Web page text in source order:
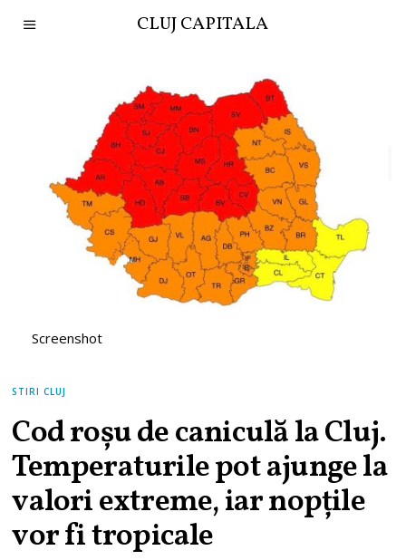
CLUJ CAPITALA
Screenshot
STIRI CLUJ
Cod roșu de caniculă la Cluj.
Temperaturile pot ajunge la
valori extreme, iar nopțile
vor fi tropicale